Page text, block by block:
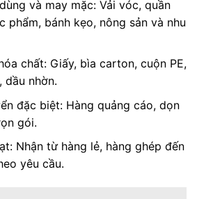
và may mặc: Vải vóc, quần
phẩm, bánh kẹo, nông sản và nhu
chất: Giấy, bìa carton, cuộn PE,
dầu nhờn.
đặc biệt: Hàng quảng cáo, dọn
gói.
Nhận từ hàng lẻ, hàng ghép đến
yêu cầu.